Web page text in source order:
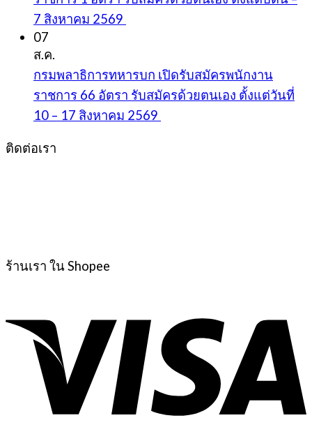
7 สิงหาคม 2569
07
ส.ค.
กรมพลาธิการทหารบก เปิดรับสมัครพนักงาน
ราชการ 66 อัตรา รับสมัครด้วยตนเอง ตั้งแต่วันที่
10 – 17 สิงหาคม 2569
ติดต่อเรา
ร้านเรา ใน Shopee